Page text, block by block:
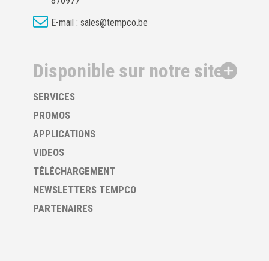
E-mail : sales@tempco.be
Disponible sur notre site
SERVICES
PROMOS
APPLICATIONS
VIDEOS
TÉLÉCHARGEMENT
NEWSLETTERS TEMPCO
PARTENAIRES